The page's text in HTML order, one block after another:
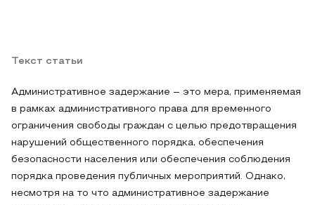
Текст статьи
Административное задержание – это мера, применяемая
в рамках административного права для временного
ограничения свободы граждан с целью предотвращения
нарушений общественного порядка, обеспечения
безопасности населения или обеспечения соблюдения
порядка проведения публичных мероприятий. Однако,
несмотря на то что административное задержание